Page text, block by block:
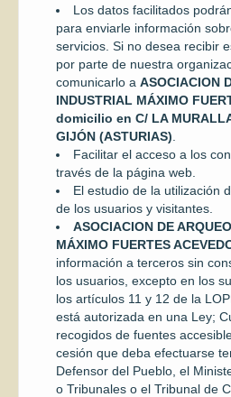
Los datos facilitados
para enviarle información
servicios. Si no desea recibir
por parte de nuestra
comunicarlo a ASOCIACION
INDUSTRIAL MÁXIMO
domicilio en C/ LA
GIJÓN (ASTURIAS)
Facilitar el acceso a los
través de la página web.
El estudio de la utilización
de los usuarios y visitantes.
ASOCIACION DE
MÁXIMO FUERTES
información a terceros sin
los usuarios, excepto en los
los artículos 11 y 12 de la
está autorizada en una Ley;
recogidos de fuentes
cesión que deba efectuarse
Defensor del Pueblo, el
o Tribunales o el Tribunal de